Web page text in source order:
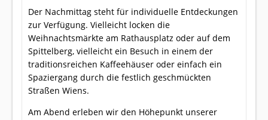
Der Nachmittag steht für individuelle Entdeckungen
zur Verfügung. Vielleicht locken die
Weihnachtsmärkte am Rathausplatz oder auf dem
Spittelberg, vielleicht ein Besuch in einem der
traditionsreichen Kaffeehäuser oder einfach ein
Spaziergang durch die festlich geschmückten
Straßen Wiens.
Am Abend erleben wir den Höhepunkt unserer